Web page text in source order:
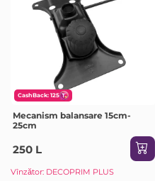
CashBack: 125
Mecanism balansare 15cm-
25cm
250 L
Vînzător: DECOPRIM PLUS